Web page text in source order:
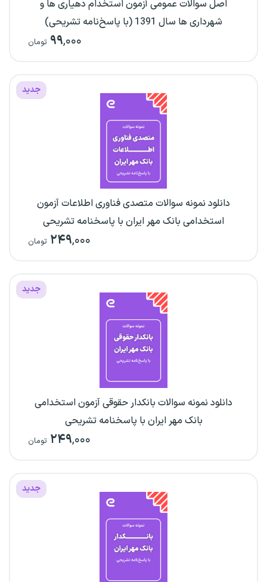
اصل سوالات عمومی آزمون استخدام دهیاری ها و
شهرداری ها سال 1391 (با پاسخ‌نامه تشریحی)
۹۹,۰۰۰ تومان
جدید
دانلود نمونه سوالات متصدی فناوری اطلاعات آزمون
استخدامی بانک مهر ایران با پاسخنامه تشریحی
۲۴۹,۰۰۰ تومان
جدید
دانلود نمونه سوالات بانکدار حقوقی آزمون استخدامی
بانک مهر ایران با پاسخنامه تشریحی
۲۴۹,۰۰۰ تومان
جدید